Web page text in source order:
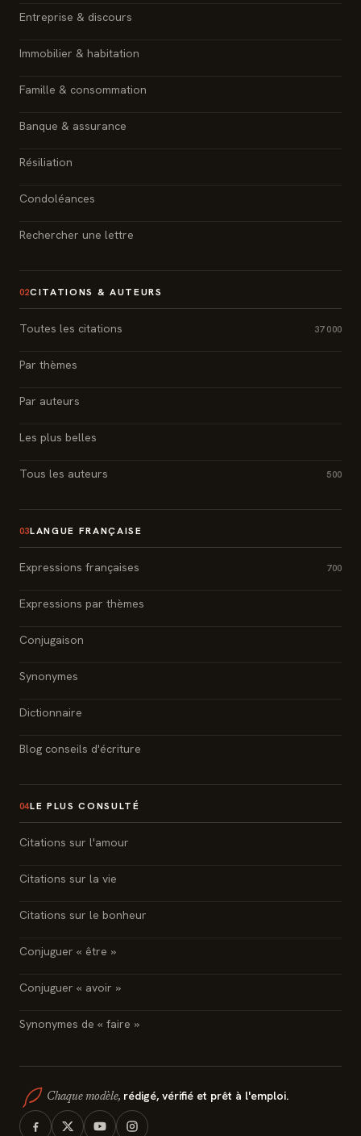
Entreprise & discours
Immobilier & habitation
Famille & consommation
Banque & assurance
Résiliation
Condoléances
Rechercher une lettre
02CITATIONS & AUTEURS
Toutes les citations 37 000
Par thèmes
Par auteurs
Les plus belles
Tous les auteurs 500
03LANGUE FRANÇAISE
Expressions françaises 700
Expressions par thèmes
Conjugaison
Synonymes
Dictionnaire
Blog conseils d'écriture
04LE PLUS CONSULTÉ
Citations sur l'amour
Citations sur la vie
Citations sur le bonheur
Conjuguer « être »
Conjuguer « avoir »
Synonymes de « faire »
Chaque modèle, rédigé, vérifié et prêt à l'emploi.